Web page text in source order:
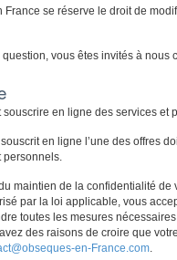
France se réserve le droit de
vous êtes invités à nous
souscrire en ligne des services
en ligne l’une des offres
personnels.
maintien de la confidentialité de
par la loi applicable, vous
toutes les mesures
des raisons de croire que
en-France.com.